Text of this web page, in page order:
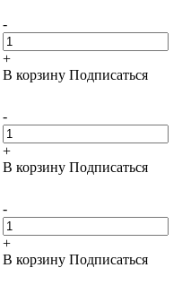
-
+
В корзину Подписаться
-
+
В корзину Подписаться
-
+
В корзину Подписаться